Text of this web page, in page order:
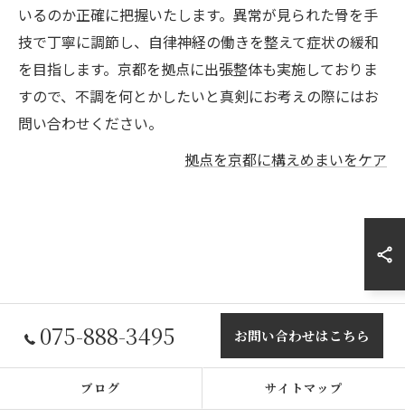
いるのか正確に把握いたします。異常が見られた骨を手
技で丁寧に調節し、自律神経の働きを整えて症状の緩和
を目指します。京都を拠点に出張整体も実施しておりま
すので、不調を何とかしたいと真剣にお考えの際にはお
問い合わせください。
拠点を京都に構えめまいをケア
075-888-3495 お問い合わせはこちら
ブログ サイトマップ